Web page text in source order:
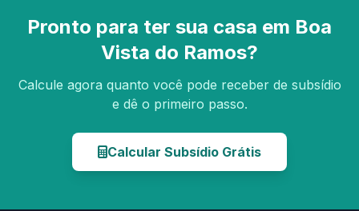
Pronto para ter sua casa em Boa
Vista do Ramos?
Calcule agora quanto você pode receber de subsídio
e dê o primeiro passo.
Calcular Subsídio Grátis